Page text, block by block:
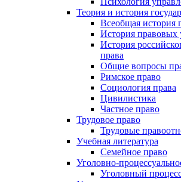
Теория и история
Всеобщая история
История правовых
История
права
Общие вопросы
Римское право
Социология права
Цивилистика
Частное право
Трудовое право
Трудовые
Учебная литература
Семейное право
Уголовно-
Уголовный